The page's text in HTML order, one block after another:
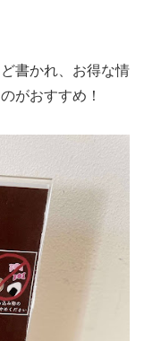
書かれ、お得な情
がおすすめ！